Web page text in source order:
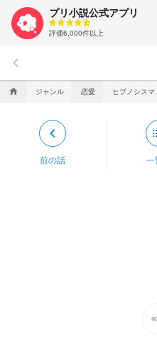
プリ小説公式アプリ
評価6,000件以上
keyboard_arrow_left
home ジャンル 恋愛 ヒプノシスマ
keyboard_arrow_left
前の話 一